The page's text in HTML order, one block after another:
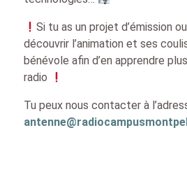
Si tu as un projet d’émission
découvrir l’animation et ses
bénévole afin d’en apprendre
radio
Tu peux nous contacter à